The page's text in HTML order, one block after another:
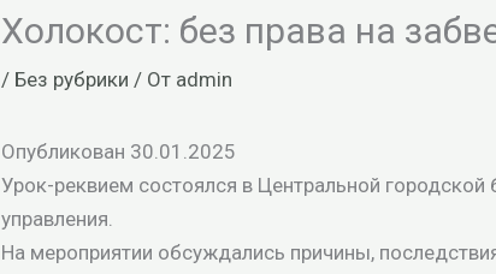
Холокост: без права на
/ Без рубрики / От admin
Опубликован 30.01.2025
Урок-реквием состоялся в Центральной городской
управления.
На мероприятии обсуждались причины,